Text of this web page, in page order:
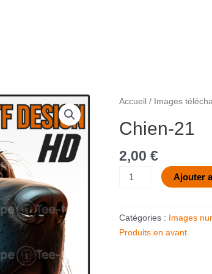
Accueil / Images
Chien-21
2,00 €
quantité
Chien-
Ajouter
Catégories : Images
Produits en avant